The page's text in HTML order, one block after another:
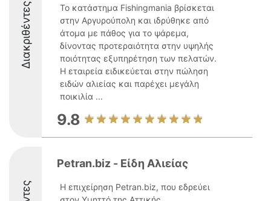
Διακριθέντες
Το κατάστημα Fishingmania βρίσκεται
στην Αργυρούπολη και ιδρύθηκε από
άτομα με πάθος για το ψάρεμα,
δίνοντας προτεραιότητα στην υψηλής
ποιότητας εξυπηρέτηση των πελατών.
Η εταιρεία ειδικεύεται στην πώληση
ειδών αλιείας και παρέχει μεγάλη
ποικιλία ...
9.8
Petran.biz - Είδη Αλιείας
Η επιχείρηση Petran.biz, που εδρεύει